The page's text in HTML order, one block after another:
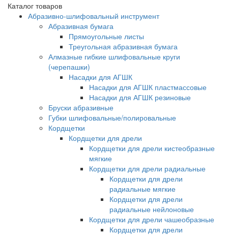
Каталог товаров
Абразивно-шлифовальный инструмент
Абразивная бумага
Прямоугольные листы
Треугольная абразивная бумага
Алмазные гибкие шлифовальные круги
(черепашки)
Насадки для АГШК
Насадки для АГШК пластмассовые
Насадки для АГШК резиновые
Бруски абразивные
Губки шлифовальные/полировальные
Кордщетки
Кордщетки для дрели
Кордщетки для дрели кистеобразные
мягкие
Кордщетки для дрели радиальные
Кордщетки для дрели
радиальные мягкие
Кордщетки для дрели
радиальные нейлоновые
Кордщетки для дрели чашеобразные
Кордщетки для дрели